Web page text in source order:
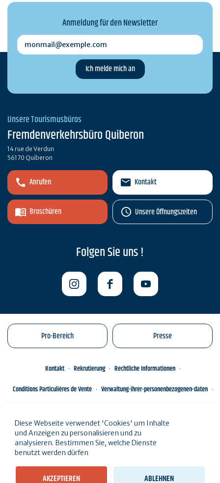
Anmeldung für den Newsletter
monmail@exemple.com
Unsere Tourismusbüros
Fremdenverkehrsbüro Quiberon
14 rue de Verdun
56170 Quiberon
Anrufen
Broschüren
Kontakt
Unsere Öffnungszeiten
Folgen Sie uns !
Pro-Bereich Presse
Kontakt Rekrutierung
Rechtliche Informationen
Conditions Particulières de Vente
Verwaltung-ihrer-personenbezogenen-daten
Diese Webseite verwendet 'Cookies' um Inhalte
und Anzeigen zu personalisieren und zu
analysieren. Bestimmen Sie, welche Dienste
benutzt werden dürfen
AKZEPTIEREN ABLEHNEN